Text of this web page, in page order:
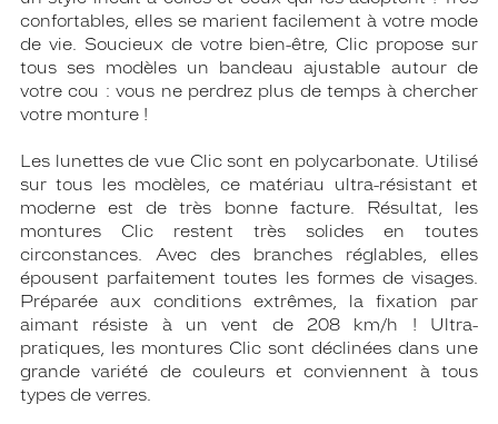
confortables, elles se marient facilement à votre mode
de vie. Soucieux de votre bien-être, Clic propose sur
tous ses modèles un bandeau ajustable autour de
votre cou : vous ne perdrez plus de temps à chercher
votre monture !
Les lunettes de vue Clic sont en polycarbonate. Utilisé
sur tous les modèles, ce matériau ultra-résistant et
moderne est de très bonne facture. Résultat, les
montures Clic restent très solides en toutes
circonstances. Avec des branches réglables, elles
épousent parfaitement toutes les formes de visages.
Préparée aux conditions extrêmes, la fixation par
aimant résiste à un vent de 208 km/h ! Ultra-
pratiques, les montures Clic sont déclinées dans une
grande variété de couleurs et conviennent à tous
types de verres.